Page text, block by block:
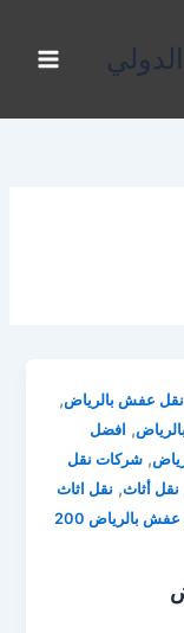
عفش بالرياض,
, افضل
,شركات نقل
نقل أثاث, نقل اثاث
نقل عفش بالرياض 200